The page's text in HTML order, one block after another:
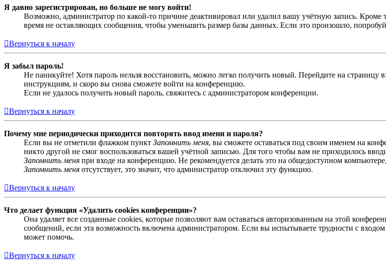
Я давно зарегистрирован, но больше не могу войти!
Возможно, администратор по какой-то причине деактивировал или удалил вашу учётную запись. Кроме
время не оставляющих сообщения, чтобы уменьшить размер базы данных. Если это произошло,
Вернуться к началу
Я забыл пароль!
Не паникуйте! Хотя пароль нельзя восстановить, можно легко получить новый. Перейдите на
инструкциям, и скоро вы снова сможете войти на конференцию.
Если не удалось получить новый пароль, свяжитесь с администратором конференции.
Вернуться к началу
Почему мне периодически приходится повторять ввод имени и пароля?
Если вы не отметили флажком пункт Запомнить меня, вы сможете оставаться под своим именем на
никто другой не смог воспользоваться вашей учётной записью. Для того чтобы вам не приходилось
Запомнить меня при входе на конференцию. Не рекомендуется делать это на общедоступном
Запомнить меня отсутствует, это значит, что администратор отключил эту функцию.
Вернуться к началу
Что делает функция «Удалить cookies конференции»?
Она удаляет все созданные cookies, которые позволяют вам оставаться авторизованным на этой
сообщений, если эта возможность включена администратором. Если вы испытываете трудности с
может помочь.
Вернуться к началу